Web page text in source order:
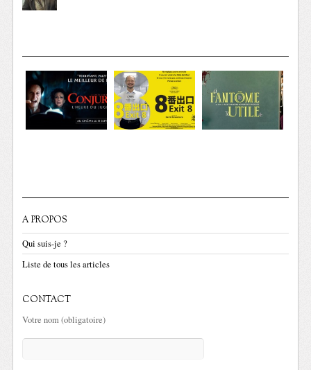
A PROPOS
Qui suis-je ?
Liste de tous les articles
CONTACT
Votre nom (obligatoire)